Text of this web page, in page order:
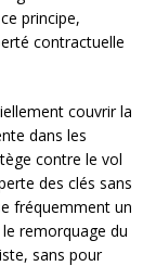
principe,
contractuelle
couvrir la
dans les
contre le vol
des clés sans
fréquemment un
remorquage du
sans pour